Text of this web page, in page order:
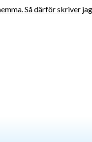
Så därför skriver